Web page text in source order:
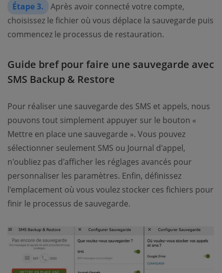
Étape 3.
Après avoir connecté votre compte,
choisissez le fichier où vous déplace la sauvegarde puis
commencez le processus de restauration.
Guide bref pour faire une sauvegarde avec
SMS Backup & Restore
Pour réaliser une sauvegarde des SMS et appels, nous
pouvons tout simplement appuyer sur le bouton «
Mettre en place une sauvegarde ». Vous pouvez
sélectionner seulement SMS ou Journal d'appel,
n'oubliez pas d'afficher les réglages avancés pour
personnaliser les paramètres. Enfin, définissez
l'emplacement où vous voulez stocker ces fichiers pour
finir le processus de sauvegarde.